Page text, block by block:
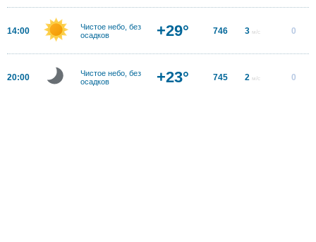
14:00
Чистое небо, без
осадков
+29° 746 3 м/с 0
20:00
Чистое небо, без
осадков
+23° 745 2 м/с 0